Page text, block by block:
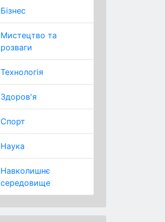
Бізнес
Мистецтво та
розваги
Технологія
Здоров'я
Спорт
Наука
Навколишнє
середовище